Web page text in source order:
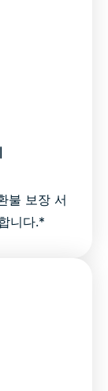
불 보장 서
니다.*